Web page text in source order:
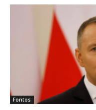
Fontos